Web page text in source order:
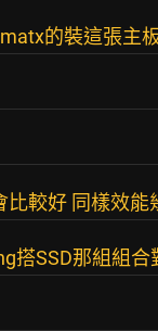
的裝這張主
比較好 同樣效能
搭SSD那組組合